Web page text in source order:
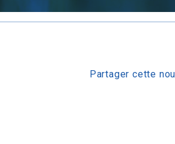
Partager cette